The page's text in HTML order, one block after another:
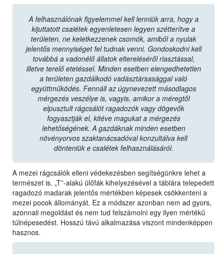
A felhasználónak figyelemmel kell lenniük arra, hogy a
kijuttatott csalétek egyenletesen legyen szétterítve a
területen, ne keletkezzenek csomók, amiből a nyulak
jelentős mennyiséget fel tudnak venni. Gondoskodni kell
továbbá a vadonélő állatok eltereléséről riasztással,
illetve terelő etetéssel. Minden esetben elengedhetetlen
a területen gazdálkodó vadásztársasággal való
együttműködés. Fennáll az úgynevezett másodlagos
mérgezés veszélye is, vagyis, amikor a méregtől
elpusztult rágcsálót ragadozók vagy dögevők
fogyasztják el, kitéve magukat a mérgezés
lehetőségének. A gazdáknak minden esetben
növényorvos szaktanácsadóval konzultálva kell
dönteniük e csalétek felhasználásáról.
A mezei rágcsálók elleni védekezésben segítségünkre lehet a
természet is. „T”-alakú ülőfák kihelyezésével a táblára telepedett
ragadozó madarak jelentős mértékben képesek csökkenteni a
mezei pocok állományát. Ez a módszer azonban nem ad gyors,
azonnali megoldást és nem tud felszámolni egy ilyen mértékű
túlnépesedést. Hosszú távú alkalmazása viszont mindenképpen
hasznos.